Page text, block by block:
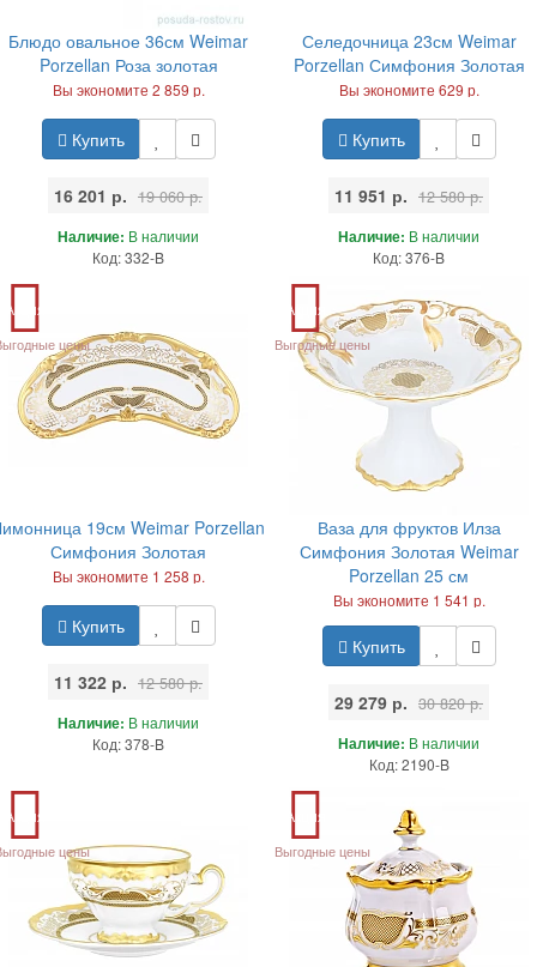
Блюдо овальное 36см Weimar
Porzellan Роза золотая
Вы экономите 2 859 р.
Купить
16 201 р. 19 060 р.
Наличие: В наличии
Код: 332-B
Селедочница 23см Weimar
Porzellan Симфония Золотая
Вы экономите 629 р.
Купить
11 951 р. 12 580 р.
Наличие: В наличии
Код: 376-B
Акция
цены
19см Weimar Porzellan
Симфония Золотая
Вы экономите 1 258 р.
Купить
11 322 р. 12 580 р.
Наличие: В наличии
Код: 378-B
Акция
Выгодные цены
Ваза для фруктов Илза
Симфония Золотая Weimar
Porzellan 25 см
Вы экономите 1 541 р.
Купить
29 279 р. 30 820 р.
Наличие: В наличии
Код: 2190-B
Акция
цены
Акция
Выгодные цены